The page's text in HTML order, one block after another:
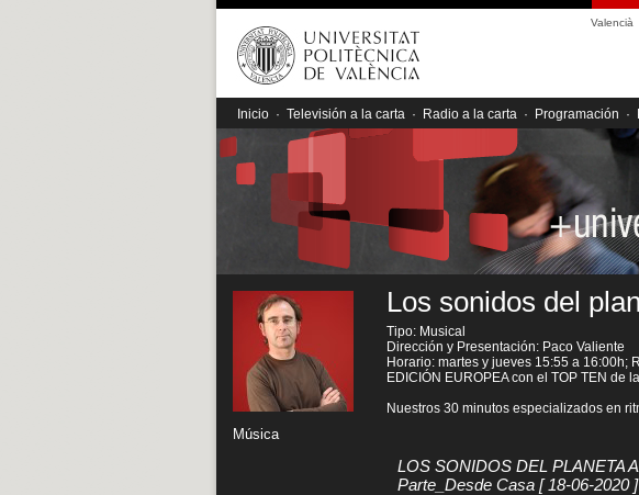
Valencià
Inicio · Televisión a la carta · Radio a la carta · Programación ·
Música
Los sonidos del
Tipo: Musical
Dirección y Presentación: Paco Valiente
Horario: martes y jueves 15:55 a 16:00h;
EDICIÓN EUROPEA con el TOP TEN de
Nuestros 30 minutos especializados en
LOS SONIDOS DEL PLANETA
Parte_Desde Casa [ 18-06-2020 ]